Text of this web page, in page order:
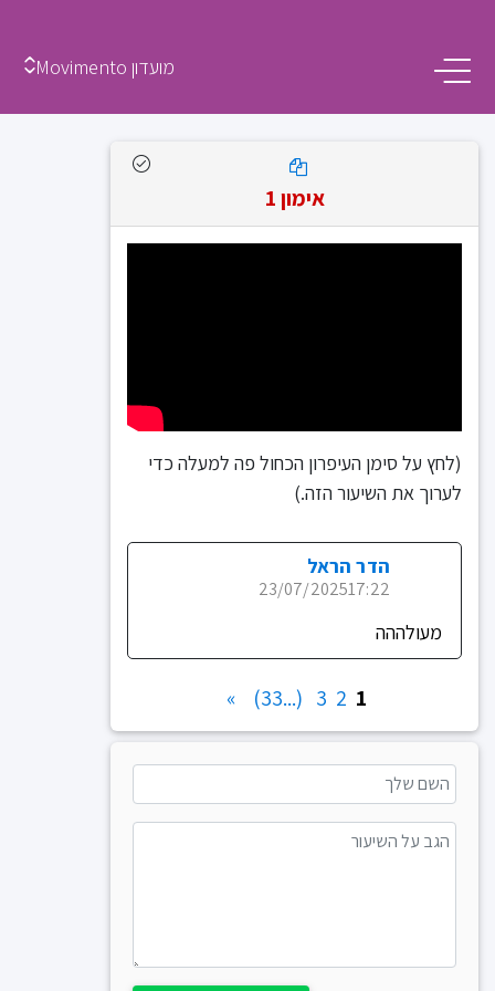
מועדון Movimento
אימון 1
(לחץ על סימן העיפרון הכחול פה למעלה כדי
לערוך את השיעור הזה.)
הדר הראל
17:22
23/07/2025
מעולההה
1
2
3
(...33)
»